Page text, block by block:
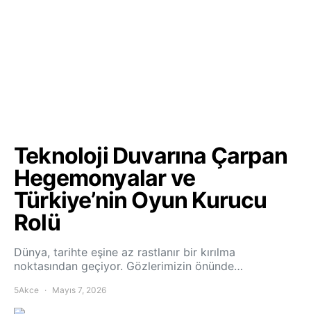
Teknoloji Duvarına Çarpan
Hegemonyalar ve
Türkiye’nin Oyun Kurucu
Rolü
Dünya, tarihte eşine az rastlanır bir kırılma
noktasından geçiyor. Gözlerimizin önünde…
5Akce Mayıs 7, 2026